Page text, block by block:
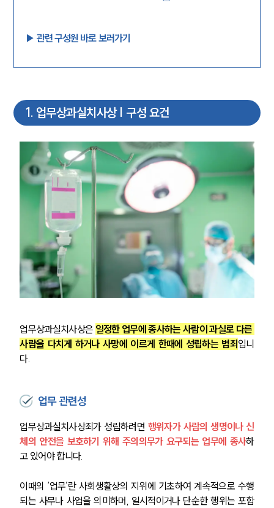
▶︎ 관련 구성원 바로 보러가기
1. 업무상과실치사상 | 구성 요건
업무상과실치사상은 일정한 업무에 종사하는 사람이 과실로 다른
사람을 다치게 하거나 사망에 이르게 한때에 성립하는 범죄 입니
다.
업무 관련성
업무상과실치사상죄가 성립하려면 행위자가 사람의 생명이나 신
체의 안전을 보호하기 위해 주의의무가 요구되는 업무에 종사하
고 있어야 합니다.
이때의 ‘업무’란 사회생활상의 지위에 기초하여 계속적으로 수행
되는 사무나 사업을 의미하며, 일시적이거나 단순한 행위는 포함